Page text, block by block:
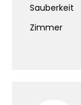
Sauberkeit
Zimmer